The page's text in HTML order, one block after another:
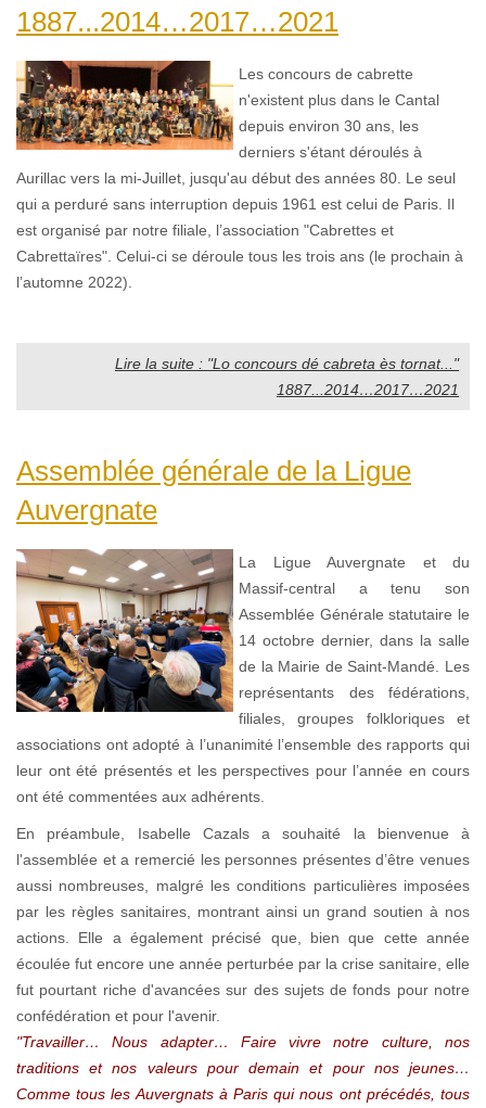
1887...2014…2017…2021
Les concours de cabrette
n'existent plus dans le Cantal
depuis environ 30 ans, les
derniers s'étant déroulés à
Aurillac vers la mi-Juillet, jusqu'au début des années 80. Le seul
qui a perduré sans interruption depuis 1961 est celui de Paris. Il
est organisé par notre filiale, l’association "Cabrettes et
Cabrettaïres". Celui-ci se déroule tous les trois ans (le prochain à
l’automne 2022).
Lire la suite : "Lo concours dé cabreta ès tornat..."
1887...2014…2017…2021
Assemblée générale de la Ligue
Auvergnate
La Ligue Auvergnate et du
Massif-central a tenu son
Assemblée Générale statutaire le
14 octobre dernier, dans la salle
de la Mairie de Saint-Mandé. Les
représentants des fédérations,
filiales, groupes folkloriques et
associations ont adopté à l’unanimité l’ensemble des rapports qui
leur ont été présentés et les perspectives pour l’année en cours
ont été commentées aux adhérents.
En préambule, Isabelle Cazals a souhaité la bienvenue à
l'assemblée et a remercié les personnes présentes d’être venues
aussi nombreuses, malgré les conditions particulières imposées
par les règles sanitaires, montrant ainsi un grand soutien à nos
actions. Elle a également précisé que, bien que cette année
écoulée fut encore une année perturbée par la crise sanitaire, elle
fut pourtant riche d'avancées sur des sujets de fonds pour notre
confédération et pour l'avenir.
"Travailler… Nous adapter… Faire vivre notre culture, nos
traditions et nos valeurs pour demain et pour nos jeunes…
Comme tous les Auvergnats à Paris qui nous ont précédés, tous